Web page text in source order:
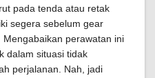
pada tenda atau retak
segera sebelum gear
perawatan ini
dalam situasi tidak
perjalanan. Nah, jadi